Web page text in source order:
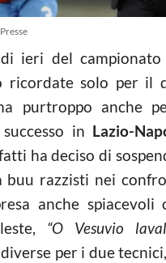
ieri del
ricordate solo per il
purtroppo anche
in Lazio-
ha deciso di
buu razzisti nei
anche spiacevoli
“O Vesuvio
per i due